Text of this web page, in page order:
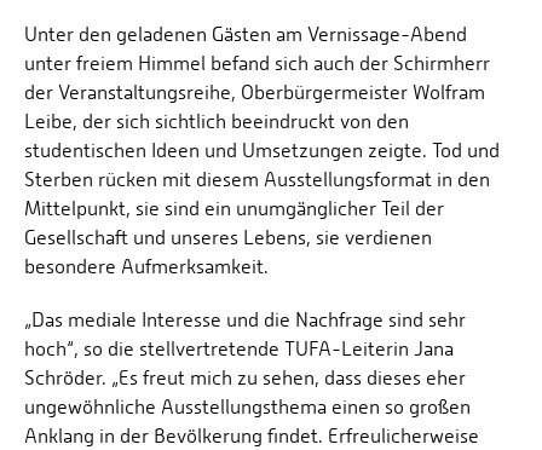
Unter den geladenen Gästen am Vernissage-Abend
unter freiem Himmel befand sich auch der Schirmherr
der Veranstaltungsreihe, Oberbürgermeister Wolfram
Leibe, der sich sichtlich beeindruckt von den
studentischen Ideen und Umsetzungen zeigte. Tod und
Sterben rücken mit diesem Ausstellungsformat in den
Mittelpunkt, sie sind ein unumgänglicher Teil der
Gesellschaft und unseres Lebens, sie verdienen
besondere Aufmerksamkeit.
„Das mediale Interesse und die Nachfrage sind sehr
hoch“, so die stellvertretende TUFA-Leiterin Jana
Schröder. „Es freut mich zu sehen, dass dieses eher
ungewöhnliche Ausstellungsthema einen so großen
Anklang in der Bevölkerung findet. Erfreulicherweise